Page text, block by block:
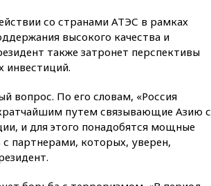
добропольском направлении
вчера, 21:58Генпрокуратура
признала нежелательным в
РФ американский Human
вчера, 21:35«Аэрофлот»
отменяет часть рейсов в Сочи
и Геленджик
вчера, 21:25Руслан Терновой
со странами АТЭС в рамках
высокого качества и
также затронет перспективы
инвестиций.
вопрос. По его словам, «Россия
путем связывающие Азию с
и для этого понадобятся мощные
партнерами, которых, уверен,